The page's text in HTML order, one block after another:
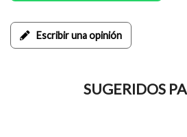
Escribir una opinión
SUGERIDOS